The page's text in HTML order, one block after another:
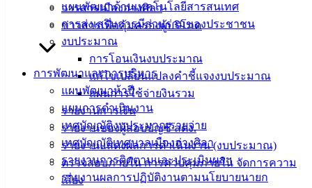
แผนพัฒนาด้านเทคโนโลยีสารสนเทศ
การส่งเสริมการมีส่วนร่วมของประชาชน
งบประมาณ
การโอนเงินงบประมาณ
แก้ไขเปลี่ยนแปลงคำชี้แจงงบประมาณ
แผนการใช้จ่ายงินรวม
รายงานการเงิน
รายงานของผู้สอบบัญชี สตง.
รายงานแสดงผลการดำเนินงาน (งบประมาณ)
ตรวจสอบภายใน การควบคุมภายใน จัดการความ
เสี่ยง
วารสารเมืองอ่างศิลา
ข่าวสารเพื่อคุ้มครองผู้บริโภค
การพัฒนาและการบริหาร
แผนพัฒนาห้าปี
แผนการดำเนินงาน
เทศบัญญัติงบประมาณรายจ่าย
เทศบัญญัติเทศบาลเมืองอ่างศิลา
รายงานการติดตามและประเมินผลฯ
รายงานผลการปฏิบัติงานตามนโยบายนายก
ข้อมูล
ข่าวสาร
อิเล็กทรอนิกส์
ความรู้
(Knowledge
Management)
เทศบาล